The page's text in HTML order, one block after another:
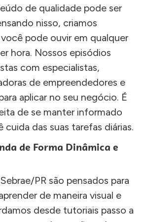
de qualidade pode ser
nisso, criamos
pode ouvir em qualquer
hora. Nossos episódios
com especialistas,
de empreendedores e
aplicar no seu negócio. É
de se manter informado
das suas tarefas diárias.
de Forma Dinâmica e
PR são pensados para
de maneira visual e
desde tutoriais passo a